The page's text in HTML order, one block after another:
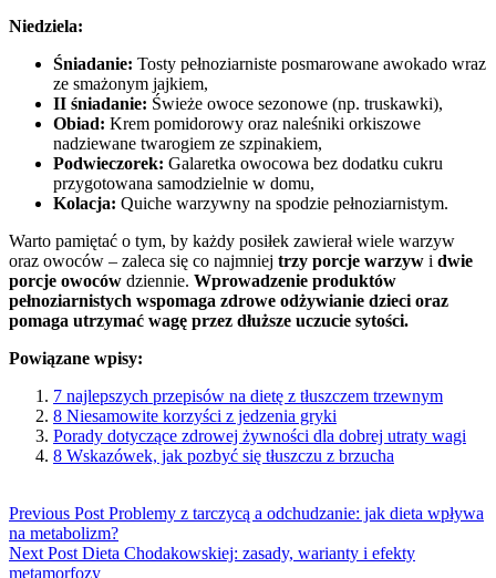
Niedziela:
Śniadanie: Tosty pełnoziarniste posmarowane awokado wraz
ze smażonym jajkiem,
II śniadanie: Świeże owoce sezonowe (np. truskawki),
Obiad: Krem pomidorowy oraz naleśniki orkiszowe
nadziewane twarogiem ze szpinakiem,
Podwieczorek: Galaretka owocowa bez dodatku cukru
przygotowana samodzielnie w domu,
Kolacja: Quiche warzywny na spodzie pełnoziarnistym.
Warto pamiętać o tym, by każdy posiłek zawierał wiele warzyw
oraz owoców – zaleca się co najmniej trzy porcje warzyw i dwie
porcje owoców dziennie. Wprowadzenie produktów
pełnoziarnistych wspomaga zdrowe odżywianie dzieci oraz
pomaga utrzymać wagę przez dłuższe uczucie sytości.
Powiązane wpisy:
7 najlepszych przepisów na dietę z tłuszczem trzewnym
8 Niesamowite korzyści z jedzenia gryki
Porady dotyczące zdrowej żywności dla dobrej utraty wagi
8 Wskazówek, jak pozbyć się tłuszczu z brzucha
Previous Post Problemy z tarczycą a odchudzanie: jak dieta wpływa
na metabolizm?
Next Post Dieta Chodakowskiej: zasady, warianty i efekty
metamorfozy